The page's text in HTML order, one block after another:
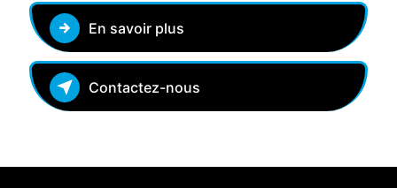
En savoir plus
Contactez-nous